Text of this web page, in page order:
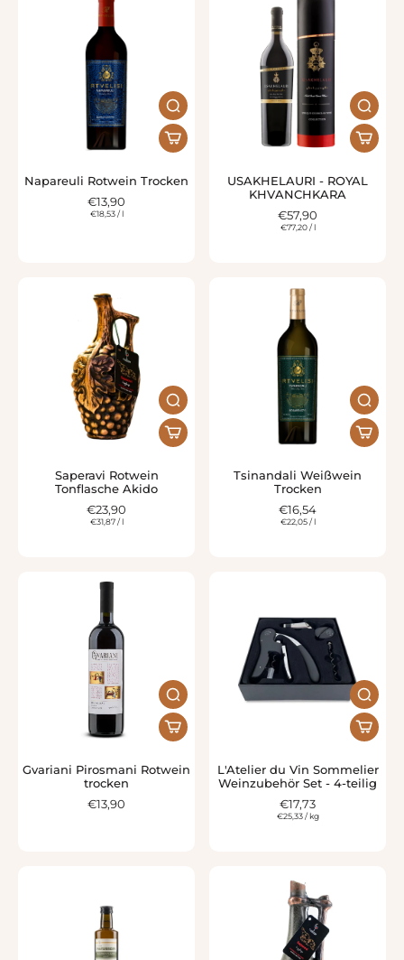
Napareuli Rotwein Trocken
€13,90
€18,53/ l
USAKHELAURI - ROYAL
KHVANCHKARA
€57,90
€77,20/ l
Saperavi Rotwein
Tonflasche Akido
€23,90
€31,87/ l
Tsinandali Weißwein
Trocken
€16,54
€22,05/ l
Gvariani Pirosmani Rotwein
trocken
€13,90
L'Atelier du Vin Sommelier
Weinzubehör Set - 4-teilig
€17,73
€25,33/ kg